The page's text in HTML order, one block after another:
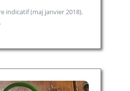
indicatif (maj janvier 2018).